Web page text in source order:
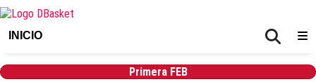
INICIO
Primera FEB